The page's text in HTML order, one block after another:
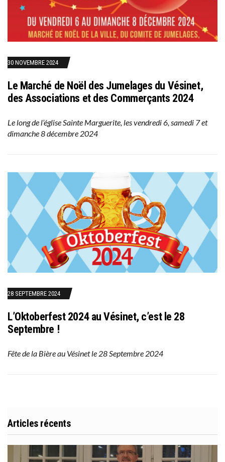
30 NOVEMBRE 2024
Le Marché de Noël des Jumelages du Vésinet,
des Associations et des Commerçants 2024
Le long de l’église Sainte Marguerite, les vendredi 6, samedi 7 et
dimanche 8 décembre 2024
28 SEPTEMBRE 2024
L’Oktoberfest 2024 au Vésinet, c’est le 28
Septembre !
Fête de la Bière au Vésinet le 28 Septembre 2024
Articles récents